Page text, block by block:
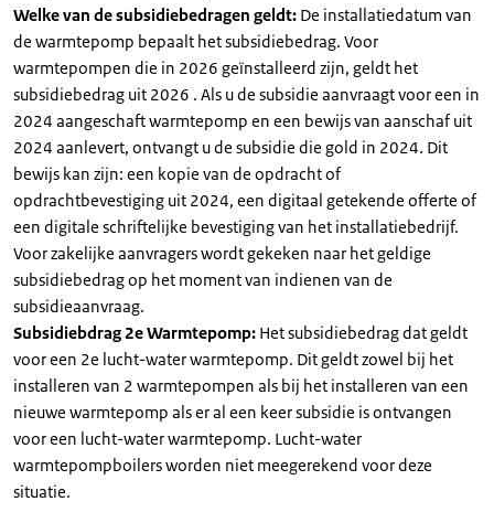
Welke van de subsidiebedragen geldt: De installatiedatum van
de warmtepomp bepaalt het subsidiebedrag. Voor
warmtepompen die in 2026 geïnstalleerd zijn, geldt het
subsidiebedrag uit 2026 . Als u de subsidie aanvraagt voor een in
2024 aangeschaft warmtepomp en een bewijs van aanschaf uit
2024 aanlevert, ontvangt u de subsidie die gold in 2024. Dit
bewijs kan zijn: een kopie van de opdracht of
opdrachtbevestiging uit 2024, een digitaal getekende offerte of
een digitale schriftelijke bevestiging van het installatiebedrijf.
Voor zakelijke aanvragers wordt gekeken naar het geldige
subsidiebedrag op het moment van indienen van de
subsidieaanvraag.
Subsidiebdrag 2e Warmtepomp: Het subsidiebedrag dat geldt
voor een 2e lucht-water warmtepomp. Dit geldt zowel bij het
installeren van 2 warmtepompen als bij het installeren van een
nieuwe warmtepomp als er al een keer subsidie is ontvangen
voor een lucht-water warmtepomp. Lucht-water
warmtepompboilers worden niet meegerekend voor deze
situatie.